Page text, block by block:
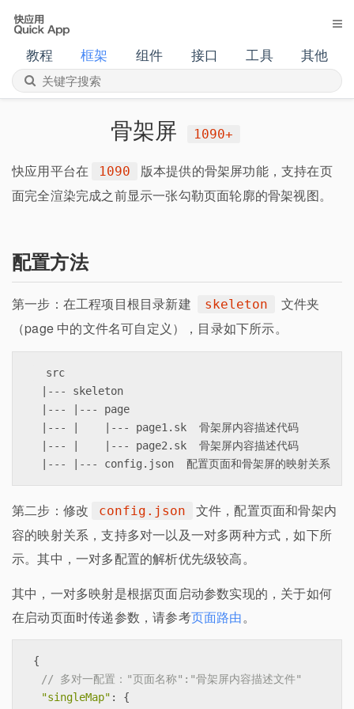
教程 框架 组件 接口 工具 其他
骨架屏 1090+
快应用平台在 1090
版本提供的骨架屏功能，支持在页
面完全渲染完成之前显示一张勾勒页面轮廓的骨架视图。
配置方法
第一步：在工程项目根目录新建 skeleton
文件夹
（page 中的文件名可自定义），目录如下所示。
  src
  |--- skeleton
  |--- |--- page
  |--- |    |--- page1.sk  骨架屏内容描述代码
  |--- |    |--- page2.sk  骨架屏内容描述代码
第二步：修改 config.json
文件，配置页面和骨架内
容的映射关系，支持多对一以及一对多两种方式，如下所
示。其中，一对多配置的解析优先级较高。
其中，一对多映射是根据页面启动参数实现的，关于如何
在启动页面时传递参数，请参考页面路由。
{
// 多对一配置："页面名称":"骨架屏内容描述文件"
"singleMap" : {